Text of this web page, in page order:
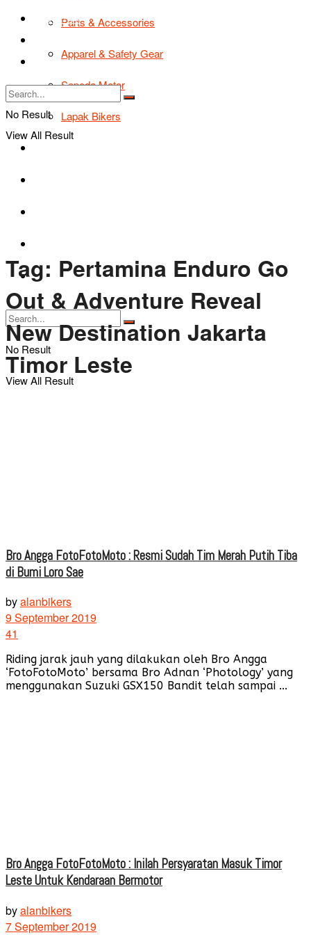
Parts & Accessories
Apparel & Safety Gear
Sepeda Motor
Lapak Bikers
Tentang Kami
No Result
View All Result
TIPS & TRIK
Tentang Kami
No Result
View All Result
Tag: Pertamina Enduro Go
Out & Adventure Reveal
New Destination Jakarta
Timor Leste
Bro Angga FotoFotoMoto : Resmi Sudah Tim Merah Putih Tiba
di Bumi Loro Sae
byalanbikers
9 September 2019
41
Riding jarak jauh yang dilakukan oleh Bro Angga
‘FotoFotoMoto’ bersama Bro Adnan ‘Photology’ yang
menggunakan Suzuki GSX150 Bandit telah sampai ...
Bro Angga FotoFotoMoto : Inilah Persyaratan Masuk Timor
Leste Untuk Kendaraan Bermotor
byalanbikers
7 September 2019